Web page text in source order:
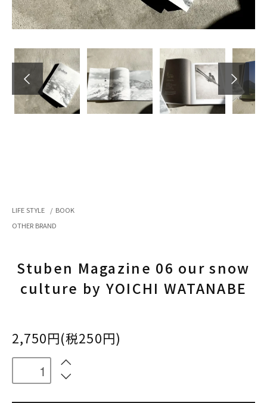
LIFE STYLE / BOOK
OTHER BRAND
Stuben Magazine 06 our snow
culture by YOICHI WATANABE
2,750円(税250円)